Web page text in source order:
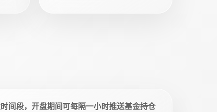
间段，开盘期间可每隔一小时推送基金持仓